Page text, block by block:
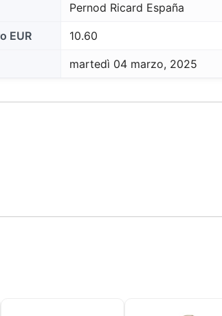
Pernod Ricard España
EUR 10.60
martedì 04 marzo, 2025